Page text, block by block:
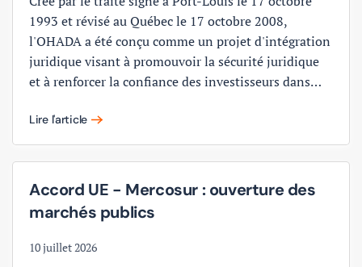
1993 et révisé au Québec le 17 octobre 2008,
l'OHADA a été conçu comme un projet d'intégration
juridique visant à promouvoir la sécurité juridique
et à renforcer la confiance des investisseurs dans…
Lire l'article
Accord UE - Mercosur : ouverture des
marchés publics
10 juillet 2026